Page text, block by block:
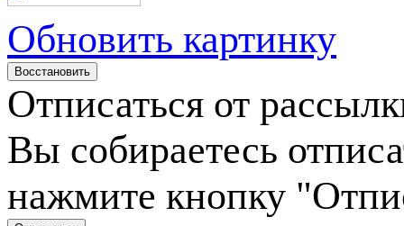
Обновить картинку
Отписаться от
Вы собираетесь
нажмите кнопку